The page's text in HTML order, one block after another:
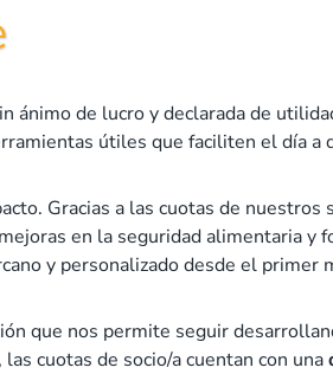
ánimo de lucro y declarada de
útiles que faciliten el día a
Gracias a las cuotas de
en la seguridad alimentaria
y personalizado desde el primer
que nos permite seguir
cuotas de socio/a cuentan con una